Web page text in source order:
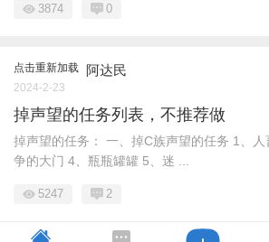
3874 0
点击重新加载 阿达民
2024-2-23
掉声望的任务列表，不推荐做
掉声望的任务： 一、掉C族声望的任务 1、
争的大门 4、瓶瓶罐罐 5、迷 ...
5247 2